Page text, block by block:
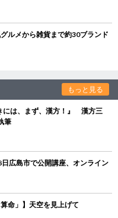
ルメから雑貨まで約30ブランド
もっと見る
には、まず、漢方！』 漢方三
筆
広島市で公開講座、オンライン
命」】天空を見上げて